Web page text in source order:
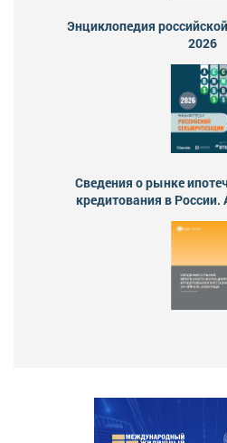
Энциклопедия
2026
Сведения о рынке
кредитования в России.